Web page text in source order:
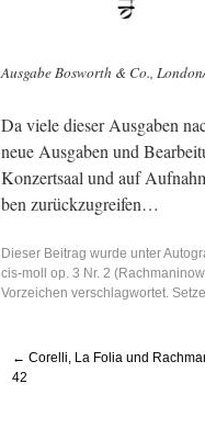
Aus­ga­be Bos­worth & Co.,
Da viele die­ser Aus­ga­ben
neue Aus­ga­ben und
Kon­zert­saal und auf
ben zu­rück­zu­grei­fen…
Dieser Beitrag wurde unter
cis-moll op. 3 Nr. 2
Vorzeichen verschlagwortet.
← Corelli, La Folia und
42